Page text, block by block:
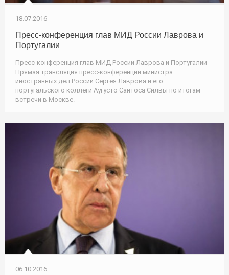
18.07.2016
Пресс-конференция глав МИД России Лаврова и
Португалии
Пресс-конференция глав МИД России Лаврова и Португалии
Прямая трансляция пресс-конференции министра
иностранных дел России Сергея Лаврова и его
португальского коллеги Аугусто Сантоса Силвы по итогам
встречи в Москве.
06.10.2016